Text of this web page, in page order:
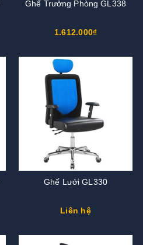
Ghế Trưởng Phòng GL338
1.612.000₫
Ghế Lưới GL330
Liên hệ